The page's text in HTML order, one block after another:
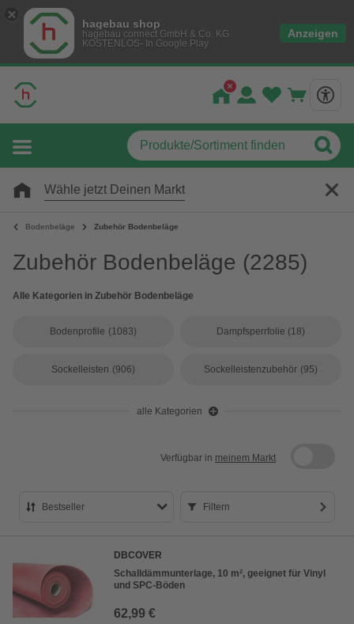
hagebau shop
hagebau connect GmbH & Co. KG
KOSTENLOS- In Google Play
Anzeigen
Wähle jetzt Deinen Markt
Bodenbeläge Zubehör Bodenbeläge
Zubehör Bodenbeläge (2285)
Alle Kategorien in Zubehör Bodenbeläge
Bodenprofile (1083) Dampfsperrfolie (18)
Sockelleisten (906) Sockelleistenzubehör (95)
alle Kategorien
Verfügbar in meinem Markt
Bestseller
Preis aufsteigend
Preis absteigend
Filtern
DBCOVER
Schalldämmunterlage, 10 m², geeignet für Vinyl
und SPC-Böden
62,99 €